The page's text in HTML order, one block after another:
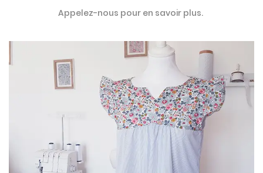
Appelez-nous pour en savoir plus.